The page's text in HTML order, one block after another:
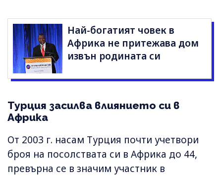
Най-богатият човек в
Африка не притежава дом
извън родината си
Турция засилва влиянието си в
Африка
От 2003 г. насам Турция почти учетвори
броя на посолствата си в Африка до 44,
превърна се в значим участник в